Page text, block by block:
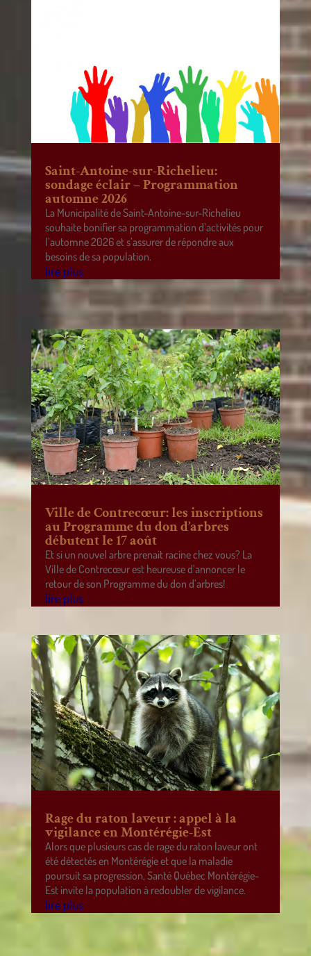
Saint-Antoine-sur-Richelieu:
sondage éclair – Programmation
automne 2026
La Municipalité de Saint-Antoine-sur-Richelieu
souhaite bonifier sa programmation d’activités pour
l’automne 2026 et s’assurer de répondre aux
besoins de sa population.
lire plus
Ville de Contrecœur: les inscriptions
au Programme du don d’arbres
débutent le 17 août
Et si un nouvel arbre prenait racine chez vous? La
Ville de Contrecœur est heureuse d’annoncer le
retour de son Programme du don d’arbres!
lire plus
Rage du raton laveur : appel à la
vigilance en Montérégie-Est
Alors que plusieurs cas de rage du raton laveur ont
été détectés en Montérégie et que la maladie
poursuit sa progression, Santé Québec Montérégie-
Est invite la population à redoubler de vigilance.
lire plus